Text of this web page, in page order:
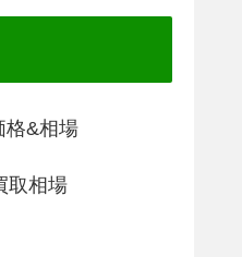
格&相場
取相場